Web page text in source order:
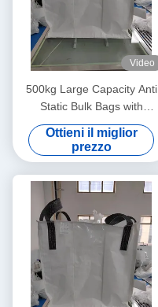
Video
500kg Large Capacity Anti
Static Bulk Bags with
Ungroundable Material
Ottieni il miglior
prezzo